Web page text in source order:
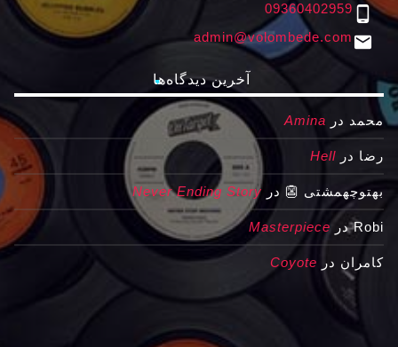
phone_android
09360402959
email
admin@volombede.com
آخرین دیدگاه‌ها
محمد در Amina
رضا در Hell
بهتوچهمشتی 👺 در Never Ending Story
Robiدر Masterpiece
کامران در Coyote